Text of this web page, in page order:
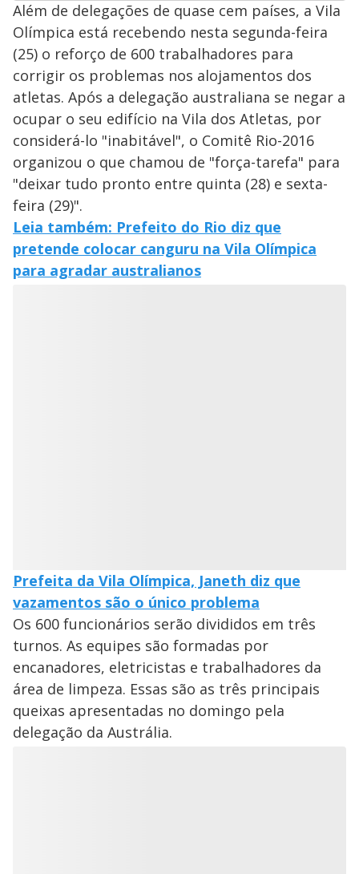
Além de delegações de quase cem países, a Vila
Olímpica está recebendo nesta segunda-feira
(25) o reforço de 600 trabalhadores para
corrigir os problemas nos alojamentos dos
atletas. Após a delegação australiana se negar a
ocupar o seu edifício na Vila dos Atletas, por
considerá-lo "inabitável", o Comitê Rio-2016
organizou o que chamou de "força-tarefa" para
"deixar tudo pronto entre quinta (28) e sexta-
feira (29)".
Leia também: Prefeito do Rio diz que
pretende colocar canguru na Vila Olímpica
para agradar australianos
Prefeita da Vila Olímpica, Janeth diz que
vazamentos são o único problema
Os 600 funcionários serão divididos em três
turnos. As equipes são formadas por
encanadores, eletricistas e trabalhadores da
área de limpeza. Essas são as três principais
queixas apresentadas no domingo pela
delegação da Austrália.